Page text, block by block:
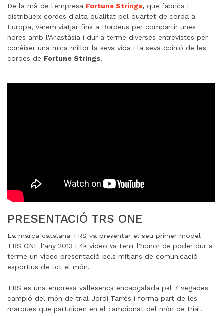
De la mà de l'empresa Fortune Strings, que fabrica i
distribueix cordes d'alta qualitat pel quartet de corda a
Europa, vàrem viatjar fins a Bordeus per compartir unes
hores amb l'Anastàsia i dur a terme diverses entrevistes per
conèixer una mica millor la seva vida i la seva opinió de les
cordes de Fortune Strings.
PRESENTACIÓ TRS ONE
La marca catalana TRS va presentar el seu primer model
TRS ONE l'any 2013 i 4k video va tenir l'honor de poder dur a
terme un vídeo presentació pels mitjans de comunicació
esportius de tot el món.
TRS és una empresa vallesenca encapçalada pel 7 vegades
campió del món de trial Jordi Tarrés i forma part de les
marques que participen en el campionat del món de trial.